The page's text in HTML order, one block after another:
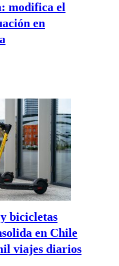
modifica el
en
bicicletas
en Chile
viajes diarios